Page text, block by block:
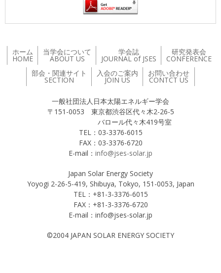
ホーム
HOME
当学会について
ABOUT US
学会誌
JOURNAL of JSES
研究発表会
CONFERENCE
部会・関連サイト
SECTION
入会のご案内
JOIN US
お問い合わせ
CONTCT US
一般社団法人日本太陽エネルギー学会
〒151-0053 東京都渋谷区代々木2-26-5
バロール代々木419号室
TEL：03-3376-6015
FAX：03-3376-6720
E-mail： info@jses-solar.jp
Japan Solar Energy Society
Yoyogi 2-26-5-419, Shibuya, Tokyo, 151-0053, Japan
TEL：+81-3-3376-6015
FAX：+81-3-3376-6720
E-mail：info@jses-solar.jp
©2004 JAPAN SOLAR ENERGY SOCIETY